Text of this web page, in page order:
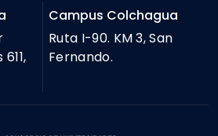
Campus Colchagua
Ruta I-90. KM 3, San
Fernando.